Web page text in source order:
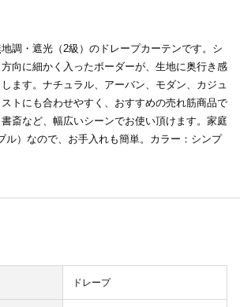
地調・遮光（2級）のドレープカーテンです。シ
向に細かく入ったボーダーが、生地に奥行き感
ます。ナチュラル、アーバン、モダン、カジュ
トにも合わせやすく、おすすめの売れ筋商品で
斎など、幅広いシーンでお使い頂けます。家庭
ル）なので、お手入れも簡単。カラー：シンプ
ドレープ